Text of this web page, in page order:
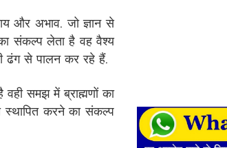
और अभाव. जो ज्ञान से
संकल्प लेता है वह वैश्य
ढंग से पालन कर रहे हैं.
समझ में ब्राह्मणों का
स्थापित करने का संकल्प